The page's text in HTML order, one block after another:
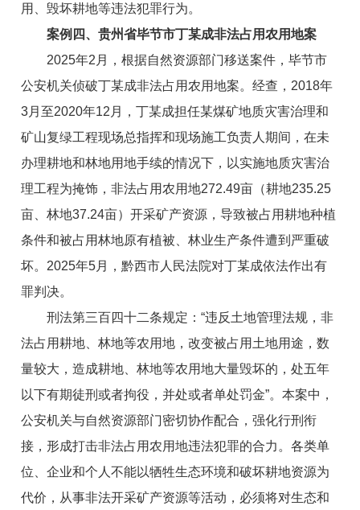
用、毁坏耕地等违法犯罪行为。
案例四、贵州省毕节市丁某成非法占用农用地案
2025年2月，根据自然资源部门移送案件，毕节市
公安机关侦破丁某成非法占用农用地案。经查，2018年
3月至2020年12月，丁某成担任某煤矿地质灾害治理和
矿山复绿工程现场总指挥和现场施工负责人期间，在未
办理耕地和林地用地手续的情况下，以实施地质灾害治
理工程为掩饰，非法占用农用地272.49亩（耕地235.25
亩、林地37.24亩）开采矿产资源，导致被占用耕地种植
条件和被占用林地原有植被、林业生产条件遭到严重破
坏。2025年5月，黔西市人民法院对丁某成依法作出有
罪判决。
刑法第三百四十二条规定：“违反土地管理法规，非
法占用耕地、林地等农用地，改变被占用土地用途，数
量较大，造成耕地、林地等农用地大量毁坏的，处五年
以下有期徒刑或者拘役，并处或者单处罚金”。本案中，
公安机关与自然资源部门密切协作配合，强化行刑衔
接，形成打击非法占用农用地违法犯罪的合力。各类单
位、企业和个人不能以牺牲生态环境和破坏耕地资源为
代价，从事非法开采矿产资源等活动，必须将对生态和